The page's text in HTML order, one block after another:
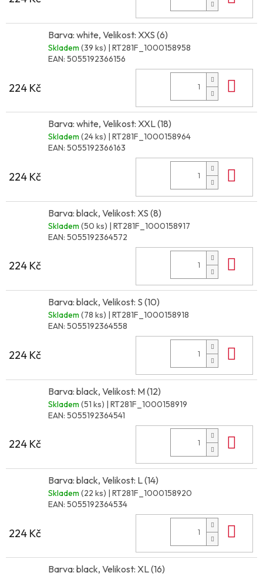
Barva: white, Velikost: XXS (6)
Skladem (39 ks) | RT281F_1000158958
EAN: 5055192366156
224 Kč
Barva: white, Velikost: XXL (18)
Skladem (24 ks) | RT281F_1000158964
EAN: 5055192366163
224 Kč
Barva: black, Velikost: XS (8)
Skladem (50 ks) | RT281F_1000158917
EAN: 5055192364572
224 Kč
Barva: black, Velikost: S (10)
Skladem (78 ks) | RT281F_1000158918
EAN: 5055192364558
224 Kč
Barva: black, Velikost: M (12)
Skladem (51 ks) | RT281F_1000158919
EAN: 5055192364541
224 Kč
Barva: black, Velikost: L (14)
Skladem (22 ks) | RT281F_1000158920
EAN: 5055192364534
224 Kč
Barva: black, Velikost: XL (16)